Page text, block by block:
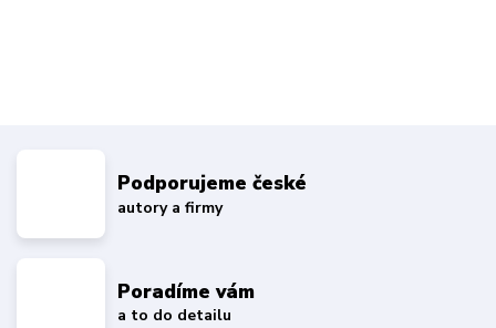
Podporujeme české
autory a firmy
Poradíme vám
a to do detailu